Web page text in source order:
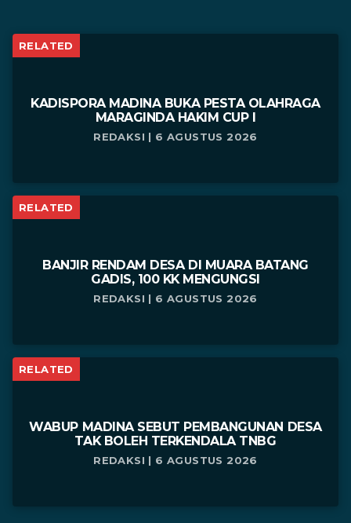
RELATED
KADISPORA MADINA BUKA PESTA OLAHRAGA
MARAGINDA HAKIM CUP I
REDAKSI | 6 AGUSTUS 2026
RELATED
BANJIR RENDAM DESA DI MUARA BATANG
GADIS, 100 KK MENGUNGSI
REDAKSI | 6 AGUSTUS 2026
RELATED
WABUP MADINA SEBUT PEMBANGUNAN DESA
TAK BOLEH TERKENDALA TNBG
REDAKSI | 6 AGUSTUS 2026